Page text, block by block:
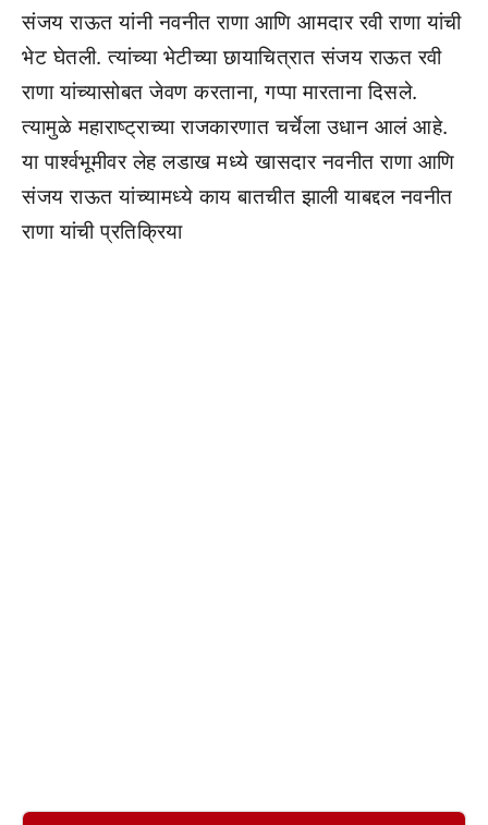
संजय राऊत यांनी नवनीत राणा आणि आमदार रवी राणा यांची
भेट घेतली. त्यांच्या भेटीच्या छायाचित्रात संजय राऊत रवी
राणा यांच्यासोबत जेवण करताना, गप्पा मारताना दिसले.
त्यामुळे महाराष्ट्राच्या राजकारणात चर्चेला उधान आलं आहे.
या पार्श्वभूमीवर लेह लडाख मध्ये खासदार नवनीत राणा आणि
संजय राऊत यांच्यामध्ये काय बातचीत झाली याबद्दल नवनीत
राणा यांची प्रतिक्रिया